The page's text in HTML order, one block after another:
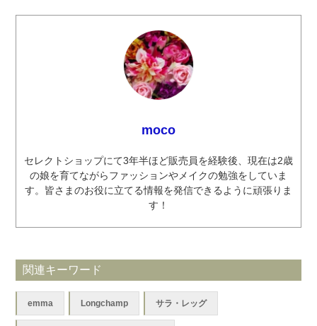
moco
セレクトショップにて3年半ほど販売員を経験後、現在は2歳
の娘を育てながらファッションやメイクの勉強をしていま
す。皆さまのお役に立てる情報を発信できるように頑張りま
す！
関連キーワード
emma Longchamp サラ・レッグ